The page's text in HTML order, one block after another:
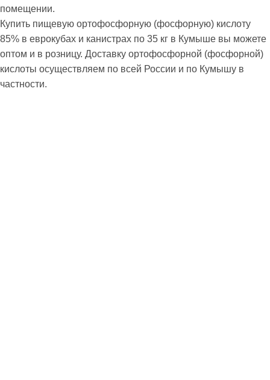
помещении.
Купить пищевую ортофосфорную (фосфорную) кислоту
85% в еврокубах и канистрах по 35 кг в Кумыше вы можете
оптом и в розницу. Доставку ортофосфорной (фосфорной)
кислоты осуществляем по всей России и по Кумышу в
частности.